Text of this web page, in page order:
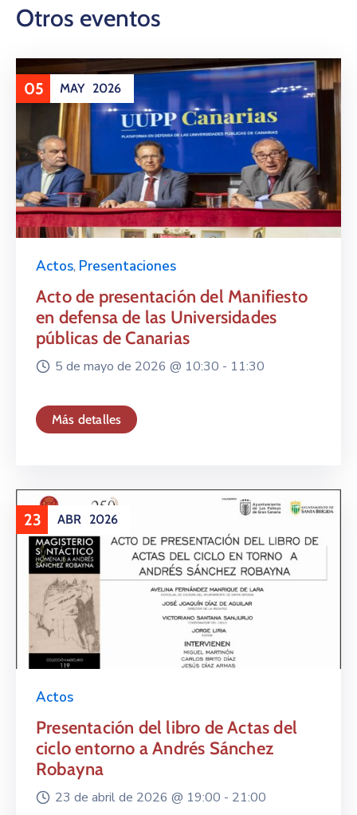
Otros eventos
05 MAY 2026
Actos, Presentaciones
Acto de presentación del Manifiesto
en defensa de las Universidades
públicas de Canarias
5 de mayo de 2026 @ 10:30 - 11:30
Más detalles
23 ABR 2026
Actos
Presentación del libro de Actas del
ciclo entorno a Andrés Sánchez
Robayna
23 de abril de 2026 @ 19:00 - 21:00